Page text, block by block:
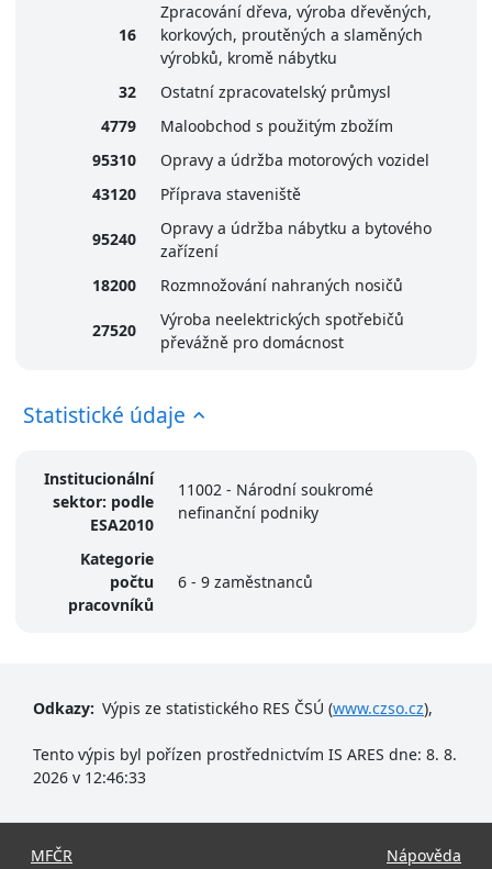
16
Zpracování dřeva, výroba dřevěných,
korkových, proutěných a slaměných
výrobků, kromě nábytku
32
Ostatní zpracovatelský průmysl
4779
Maloobchod s použitým zbožím
95310
Opravy a údržba motorových vozidel
43120
Příprava staveniště
95240
Opravy a údržba nábytku a bytového
zařízení
18200
Rozmnožování nahraných nosičů
27520
Výroba neelektrických spotřebičů
převážně pro domácnost
Statistické údaje
Institucionální
sektor: podle
ESA2010
11002 - Národní soukromé
nefinanční podniky
Kategorie
počtu
pracovníků
6 - 9 zaměstnanců
Odkazy: Výpis ze statistického RES ČSÚ (www.czso.cz),
Tento výpis byl pořízen prostřednictvím IS ARES dne: 8. 8.
2026 v 12:46:33
MFČR Nápověda